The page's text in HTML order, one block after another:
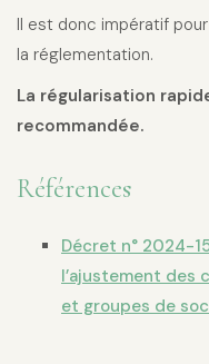
Il est donc impératif
la réglementation.
La régularisation
recommandée.
Références
Décret n° 2024-
l’ajustement des
et groupes de